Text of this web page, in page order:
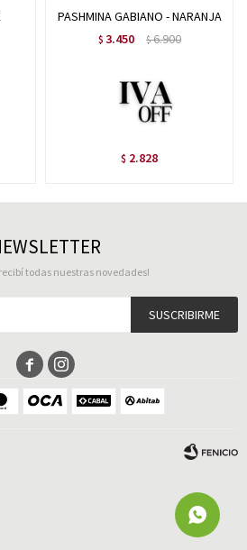
PASHMINA GABIANO - NARANJA
$ 3.450 $6.900
$ 2.828
todas nuestras novedades!
SUSCRIBIRME
 